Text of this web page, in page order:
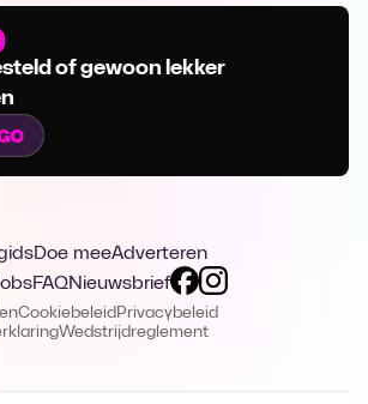
of gewoon lekker
Doe meeAdverteren
FAQNieuwsbrief
Cookiebeleid Privacybeleid
Wedstrijdreglement